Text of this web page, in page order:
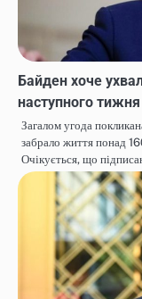
Байден хоче
наступного тижня
Загалом угода
забрало життя понад
Очікується, що